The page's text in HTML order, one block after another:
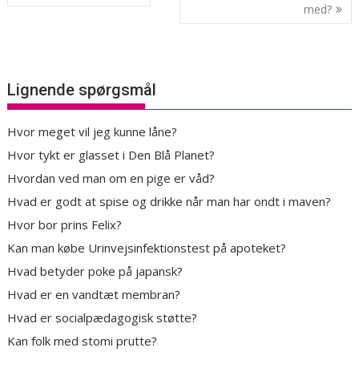
med?
Lignende spørgsmål
Hvor meget vil jeg kunne låne?
Hvor tykt er glasset i Den Blå Planet?
Hvordan ved man om en pige er våd?
Hvad er godt at spise og drikke når man har ondt i maven?
Hvor bor prins Felix?
Kan man købe Urinvejsinfektionstest på apoteket?
Hvad betyder poke på japansk?
Hvad er en vandtæt membran?
Hvad er socialpædagogisk støtte?
Kan folk med stomi prutte?